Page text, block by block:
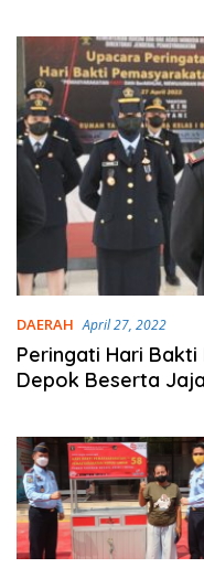
DAERAH April 27, 2022
Peringati Hari
Depok Beserta